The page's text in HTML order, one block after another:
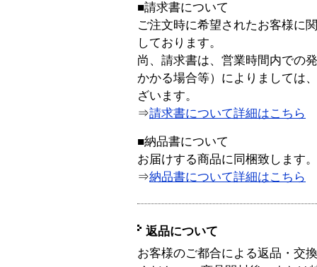
■請求書について
ご注文時に希望されたお客様に
しております。
尚、請求書は、営業時間内での
かかる場合等）によりましては
ざいます。
⇒請求書について詳細はこちら
■納品書について
お届けする商品に同梱致します。
⇒納品書について詳細はこちら
返品について
お客様のご都合による返品・交